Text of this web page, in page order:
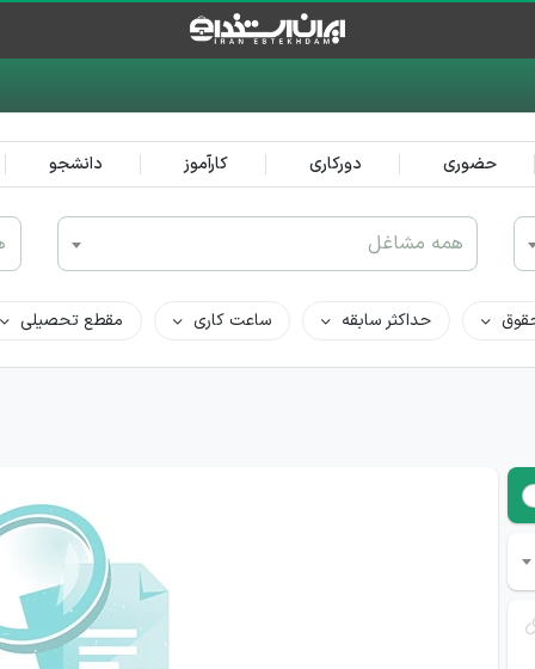
حضوری دورکاری کارآموز دانشجو
همه مشاغل
حداکثر سابقه ساعت کاری مقطع تحصیلی